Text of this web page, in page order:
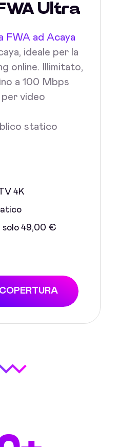
Ultra
FWA ad Acaya
ideale per la
online. Illimitato,
a 100 Mbps
video
statico
4K
solo 49,00 €